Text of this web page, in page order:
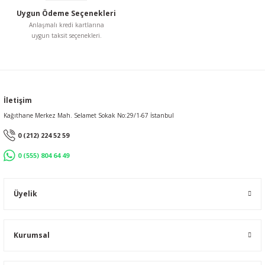
Uygun Ödeme Seçenekleri
Anlaşmalı kredi kartlarına
uygun taksit seçenekleri.
İletişim
Kağıthane Merkez Mah. Selamet Sokak No:29/1-67 İstanbul
0 (212) 224 52 59
0 (555) 804 64 49
Üyelik
Kurumsal